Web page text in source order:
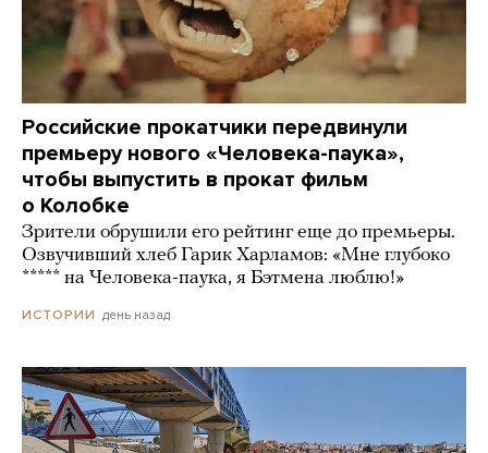
Российские прокатчики передвинули
премьеру нового «Человека-паука»,
чтобы выпустить в прокат фильм
о Колобке
Зрители обрушили его рейтинг еще до премьеры.
Озвучивший хлеб Гарик Харламов: «Мне глубоко
***** на Человека-паука, я Бэтмена люблю!»
ИСТОРИИ день назад